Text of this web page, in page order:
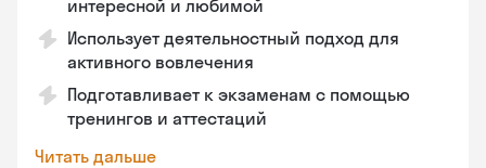
интересной и любимой
Использует деятельностный подход для
активного вовлечения
Подготавливает к экзаменам с помощью
тренингов и аттестаций
Читать дальше